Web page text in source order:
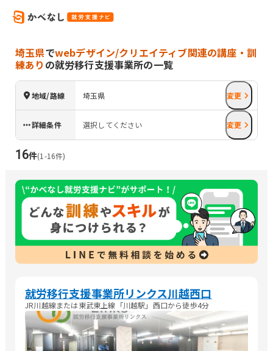
埼玉県でwebデザイン/クリエイティブ関連の講座・訓
練あり の就労移行支援事業所の一覧
地域/路線 埼玉県 変更
詳細条件 選択してください 変更
16件(1 -16件)
就労移行支援事業所リンクス川越西口
JR川越線または東武東上線「川越駅」西口から徒歩4分